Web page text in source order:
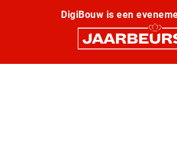
DigiBouw is een